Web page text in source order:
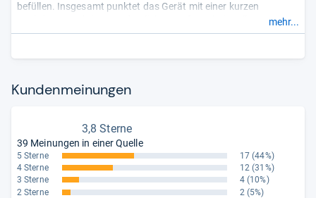
befüllen. Insgesamt punktet das Gerät mit einer kurzen
Kochdauer und einem ordentlichen Gießergebnis. Alles, was
man braucht, funktioniert also zuverlässig und
mehr...
Kun­den­mei­nun­gen
3,8 Sterne
39 Meinungen in einer Quelle
5 Sterne 17 (44%)
4 Sterne
12 (31%)
3 Sterne
4 (10%)
2 Sterne
2 (5%)